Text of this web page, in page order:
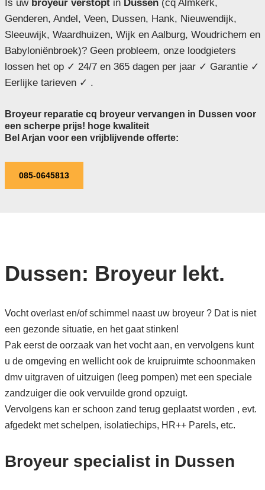
Is uwbroyeur verstoptin Dussen(cq Almkerk,
Genderen, Andel, Veen, Dussen, Hank, Nieuwendijk,
Sleeuwijk, Waardhuizen, Wijk en Aalburg, Woudrichem en
Babyloniënbroek)? Geen probleem, onze loodgieters
lossen het op ✓ 24/7 en 365 dagen per jaar ✓ Garantie ✓
Eerlijke tarieven ✓ .
Broyeur reparatie cq broyeur vervangen in Dussen voor
een scherpe prijs! hoge kwaliteit
Bel Arjan voor een vrijblijvende offerte:
085-0645813
Dussen: Broyeur lekt.
Vocht overlast en/of schimmel naast uw broyeur ? Dat is niet
een gezonde situatie, en het gaat stinken!
Pak eerst de oorzaak van het vocht aan, en vervolgens kunt
u de omgeving en wellicht ook de kruipruimte schoonmaken
dmv uitgraven of uitzuigen (leeg pompen) met een speciale
zandzuiger die ook vervuilde grond opzuigt.
Vervolgens kan er schoon zand terug geplaatst worden , evt.
afgedekt met schelpen, isolatiechips, HR++ Parels, etc.
Broyeur specialist in Dussen